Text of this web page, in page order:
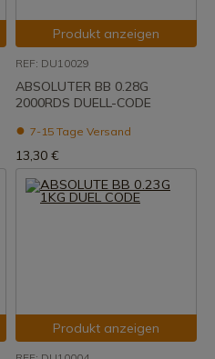
Produkt anzeigen
REF: DU10029
ABSOLUTER BB 0.28G
2000RDS DUELL-CODE
7-15 Tage Versand
13,30 €
Produkt anzeigen